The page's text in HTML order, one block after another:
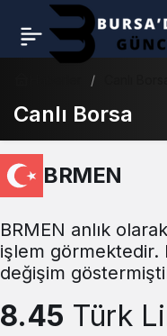
Canlı Borsa
BRMEN
BRMEN anlık
işlem görmektedir.
değişim
8.45 Türk